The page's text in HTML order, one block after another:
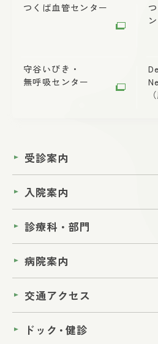
つくば血管センター
守谷いびき・
無呼吸センター
受診案内
入院案内
診療科・部門
病院案内
交通アクセス
ドック ・健診